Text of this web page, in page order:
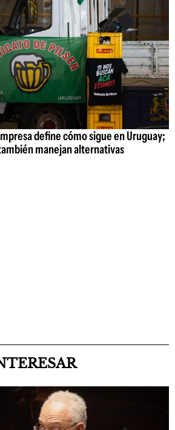
define cómo sigue en Uruguay;
manejan alternativas